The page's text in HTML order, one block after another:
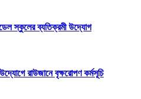
স্কুলের ব্যতিক্রমী উদ্যোগ
রাউজানে বৃক্ষরোপণ কর্মসূচি